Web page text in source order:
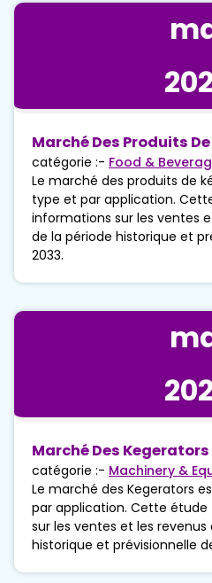
Marché Des Produits
catégorie :- Food &
Le marché des produits de
type et par application.
informations sur les ventes
de la période historique et
2033.
Marché Des Kegerators
catégorie :- Machinery &
Le marché des Kegerators
par application. Cette
sur les ventes et les
historique et prévisionnelle